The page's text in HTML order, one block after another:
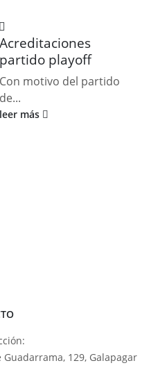
Acreditaciones
partido playoff
Con motivo del partido
de...
leer más
Guadarrama, 129, Galapagar